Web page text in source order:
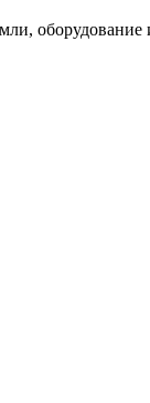
оборудование